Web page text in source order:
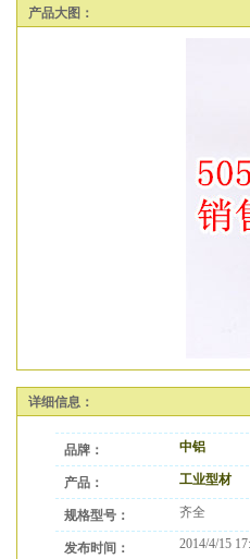
产品大图：
详细信息：
品牌： 中铝
产品： 工业型材
规格型号： 齐全
发布时间： 2014/4/15